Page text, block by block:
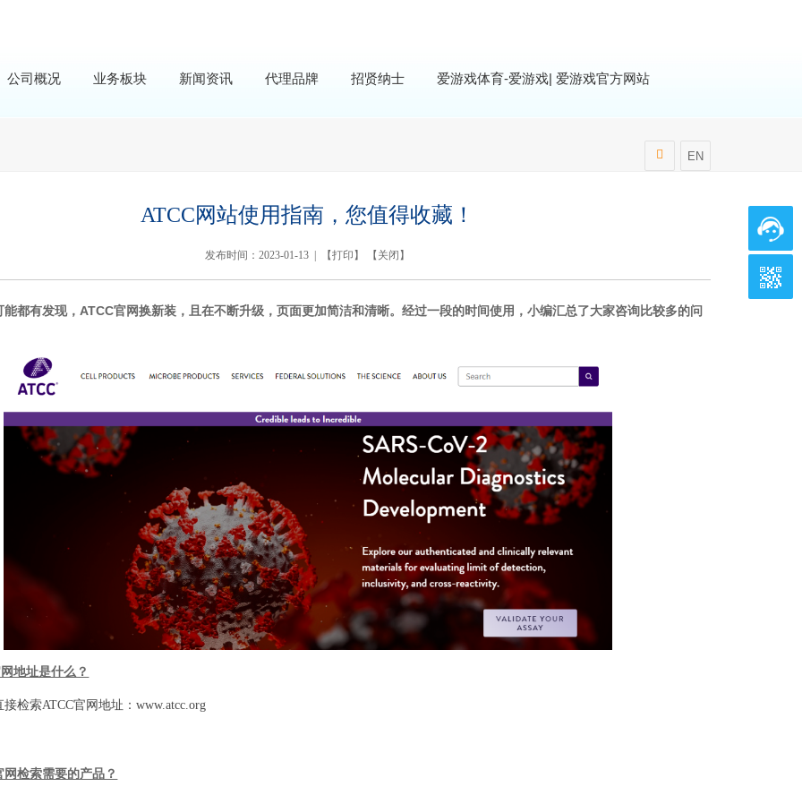
公司概况 业务板块 新闻资讯 代理品牌 招贤纳士 爱游戏体育-爱游戏| 爱游戏官方网站
EN
ATCC网站使用指南，您值得收藏！
发布时间：2023-01-13 | 【打印 】 【 关闭 】
能都有发现，ATCC官网换新装，且在不断升级，页面更加简洁和清晰。经过一段的时间使用，小编汇总了大家咨询比较多的问
地址是什么？
检索ATCC官网地址：www.atcc.org
网检索需要的产品？